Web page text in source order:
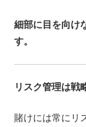
細部に目を向け
す。
リスク管理は戦
賭けには常にリ